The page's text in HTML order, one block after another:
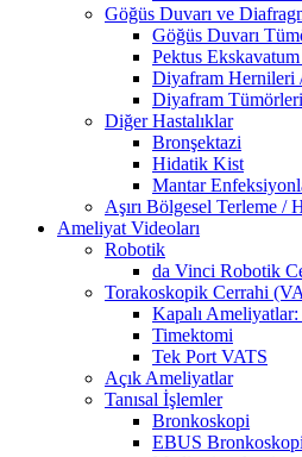
Göğüs Duvarı ve
Göğüs Duvarı
Pektus
Diyafram Hernileri
Diyafram Tümörleri
Diğer Hastalıklar
Bronşektazi
Hidatik Kist
Mantar
Aşırı Bölgesel Terleme /
Ameliyat Videoları
Robotik
da Vinci Robotik
Torakoskopik Cerrahi
Kapalı
Timektomi
Tek Port VATS
Açık Ameliyatlar
Tanısal İşlemler
Bronkoskopi
EBUS